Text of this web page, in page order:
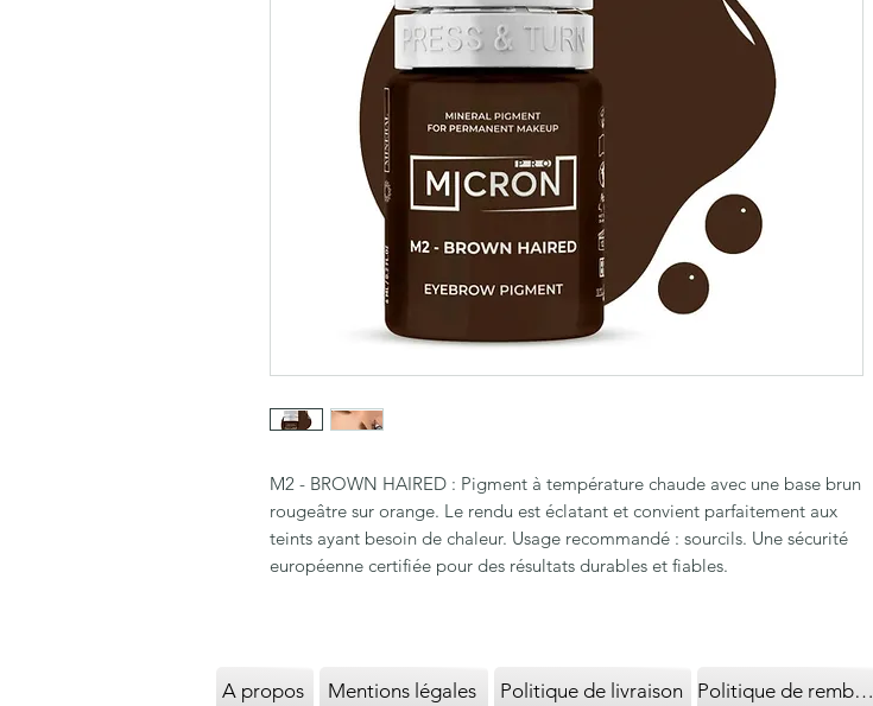
M2 - BROWN HAIRED : Pigment à température chaude avec une base brun
rougeâtre sur orange. Le rendu est éclatant et convient parfaitement aux
teints ayant besoin de chaleur. Usage recommandé : sourcils. Une sécurité
européenne certifiée pour des résultats durables et fiables.
A propos Mentions légales Politique de livraison Politique de remboursement